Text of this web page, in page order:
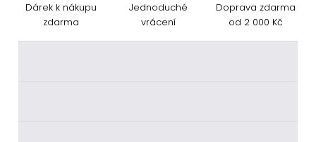
Dárek k nákupu
zdarma
Jednoduché
vrácení
Doprava zdarma
od 2 000 Kč